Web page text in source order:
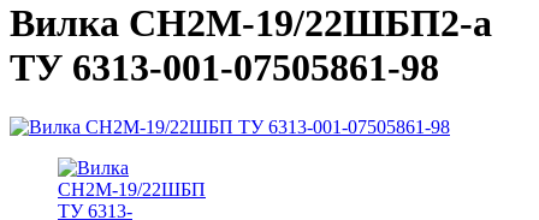
Вилка СН2М-19/22ШБП2-а
ТУ 6313-001-07505861-98